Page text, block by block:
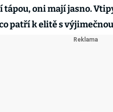
tápou, oni mají jasno.
patří k elitě s